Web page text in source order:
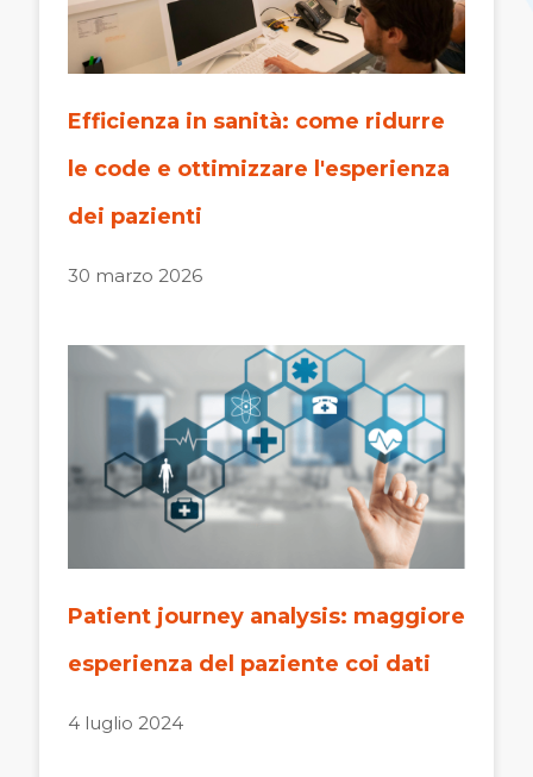
Efficienza in sanità: come ridurre
le code e ottimizzare l'esperienza
dei pazienti
30 marzo 2026
Patient journey analysis: maggiore
esperienza del paziente coi dati
4 luglio 2024